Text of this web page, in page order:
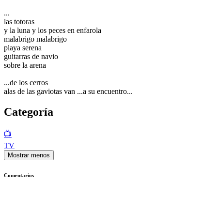
...
las totoras
y la luna y los peces en enfarola
malabrigo malabrigo
playa serena
guitarras de navio
sobre la arena
...de los cerros
alas de las gaviotas van ...a su encuentro...
Categoría
📺
TV
Mostrar menos
Comentarios